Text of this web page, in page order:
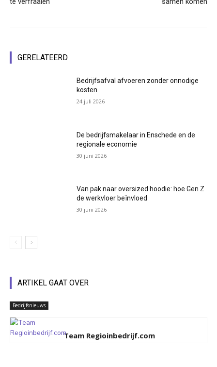
GERELATEERD
Bedrijfsafval afvoeren zonder onnodige
kosten
24 juli 2026
De bedrijfsmakelaar in Enschede en de
regionale economie
30 juni 2026
Van pak naar oversized hoodie: hoe Gen Z
de werkvloer beïnvloed
30 juni 2026
ARTIKEL GAAT OVER
Bedrijfsnieuws
Team Regioinbedrijf.com